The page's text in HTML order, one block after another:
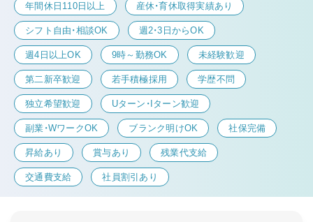
年間休日110日以上 産休・育休取得実績あり
シフト自由・相談OK 週2・3日からOK
週4日以上OK 9時～勤務OK 未経験歓迎
第二新卒歓迎 若手積極採用 学歴不問
独立希望歓迎 Uターン・Iターン歓迎
副業・WワークOK ブランク明けOK 社保完備
昇給あり 賞与あり 残業代支給
交通費支給 社員割引あり